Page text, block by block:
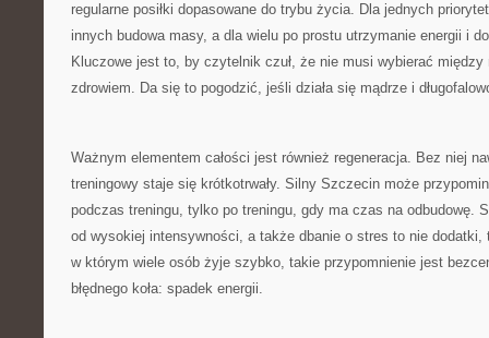
regularne posiłki dopasowane do trybu życia. Dla jednych
innych budowa masy, a dla wielu po prostu utrzymanie energii i
Kluczowe jest to, by czytelnik czuł, że nie musi wybierać
zdrowiem. Da się to pogodzić, jeśli działa się mądrze i
Ważnym elementem całości jest również regeneracja. Bez niej
treningowy staje się krótkotrwały. Silny Szczecin może
podczas treningu, tylko po treningu, gdy ma czas na odbudowę.
od wysokiej intensywności, a także dbanie o stres to nie
w którym wiele osób żyje szybko, takie przypomnienie jest
błędnego koła: spadek energii.